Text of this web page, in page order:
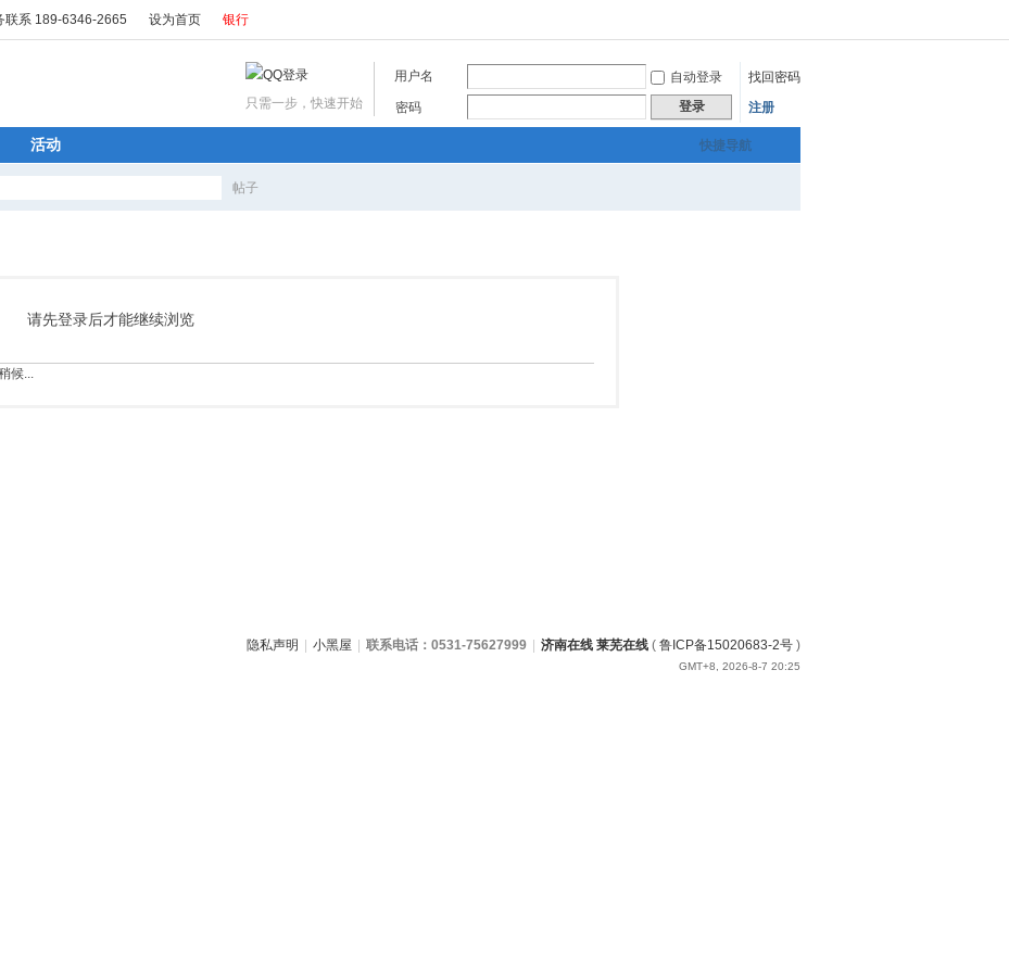
联系 189-6346-2665 设为首页 银行
用户名 自动登录
找回密码
密码
登录 注册
只需一步，快速开始
快捷导航
活动
帖子
请先登录后才能继续浏览
候...
隐私声明 小黑屋 联系电话：0531-75627999 济南在线 莱芜在线 ( 鲁ICP备15020683-2号 )
GMT+8, 2026-8-7 20:25